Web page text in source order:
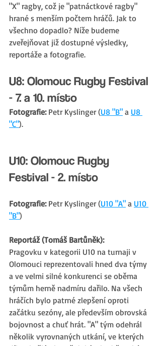
"X" ragby, což je "patnáctkové ragby"
hrané s menším počtem hráčů. Jak to
všechno dopadlo? Níže budeme
zveřejňovat již dostupné výsledky,
reportáže a fotografie.
U8: Olomouc Rugby Festival
- 7. a 10. místo
Fotografie: Petr Kyslinger (U8 "B" a U8
"C").
U10: Olomouc Rugby
Festival - 2. místo
Fotografie: Petr Kyslinger (U10 "A" a U10
"B")
Reportáž (Tomáš Bartůněk):
Pragovku v kategorii U10 na turnaji v
Olomouci reprezentovali hned dva týmy
a ve velmi silné konkurenci se oběma
týmům herně nadmíru dařilo. Na všech
hráčích bylo patrné zlepšení oproti
začátku sezóny, ale především obrovská
bojovnost a chuť hrát. "A" tým odehrál
několik vyrovnaných utkání, ve kterých